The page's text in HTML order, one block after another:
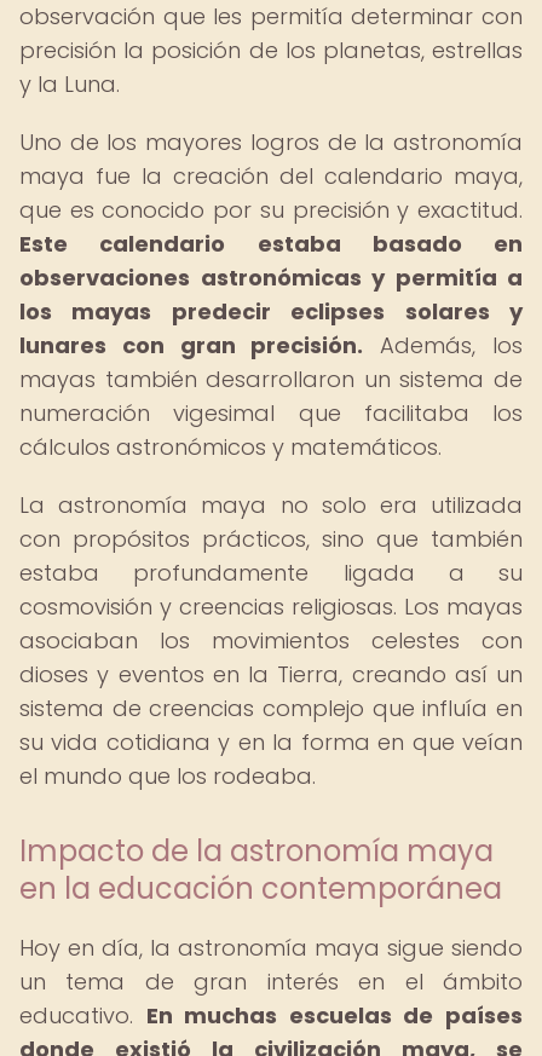
observación que les permitía determinar con
precisión la posición de los planetas, estrellas
y la Luna.
Uno de los mayores logros de la astronomía
maya fue la creación del calendario maya,
que es conocido por su precisión y exactitud.
Este calendario estaba basado en
observaciones astronómicas y permitía a
los mayas predecir eclipses solares y
lunares con gran precisión. Además, los
mayas también desarrollaron un sistema de
numeración vigesimal que facilitaba los
cálculos astronómicos y matemáticos.
La astronomía maya no solo era utilizada
con propósitos prácticos, sino que también
estaba profundamente ligada a su
cosmovisión y creencias religiosas. Los mayas
asociaban los movimientos celestes con
dioses y eventos en la Tierra, creando así un
sistema de creencias complejo que influía en
su vida cotidiana y en la forma en que veían
el mundo que los rodeaba.
Impacto de la astronomía maya
en la educación contemporánea
Hoy en día, la astronomía maya sigue siendo
un tema de gran interés en el ámbito
educativo. En muchas escuelas de países
donde existió la civilización maya, se